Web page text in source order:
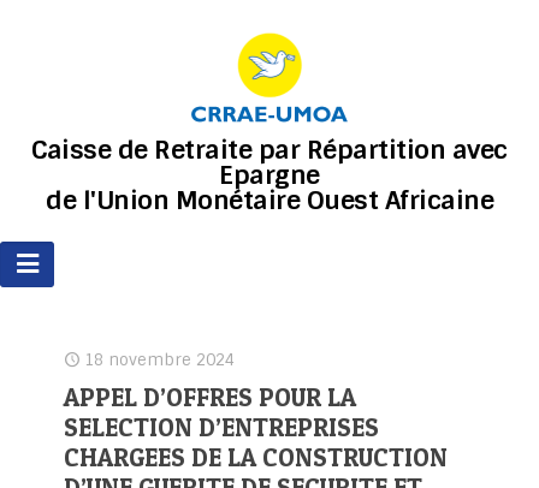
Caisse de Retraite par Répartition avec
Epargne
de l'Union Monétaire Ouest Africaine
18 novembre 2024
APPEL D’OFFRES POUR LA
SELECTION D’ENTREPRISES
CHARGEES DE LA CONSTRUCTION